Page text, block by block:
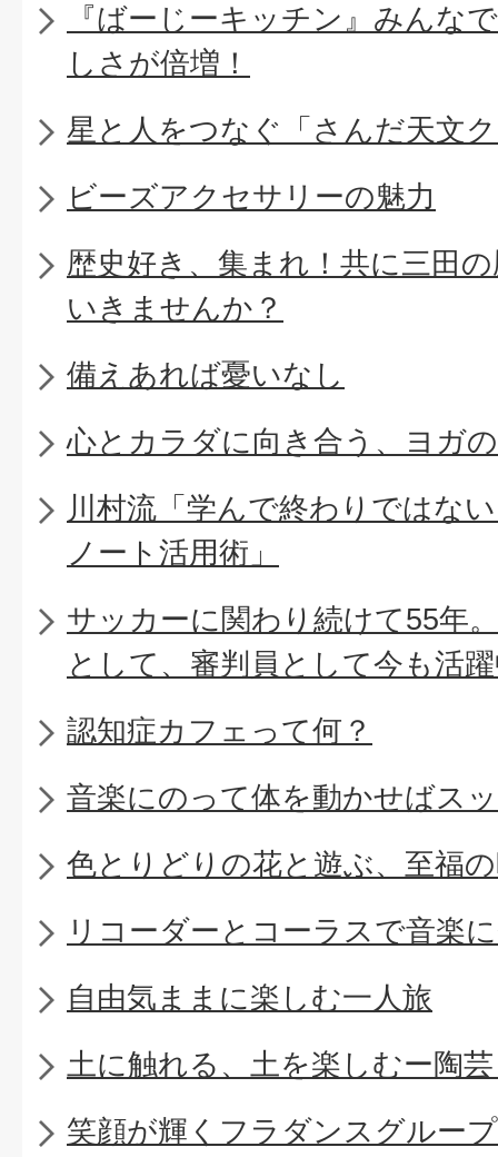
『ばーじーキッチン』みんな
しさが倍増！
星と人をつなぐ「さんだ天文
ビーズアクセサリーの魅力
歴史好き、集まれ！共に三田
いきませんか？
備えあれば憂いなし
心とカラダに向き合う、ヨガ
川村流「学んで終わりではな
ノート活用術」
サッカーに関わり続けて55年
として、審判員として今も活
認知症カフェって何？
音楽にのって体を動かせばス
色とりどりの花と遊ぶ、至福
リコーダーとコーラスで音楽
自由気ままに楽しむ一人旅
土に触れる、土を楽しむー陶
笑顔が輝くフラダンスグルー